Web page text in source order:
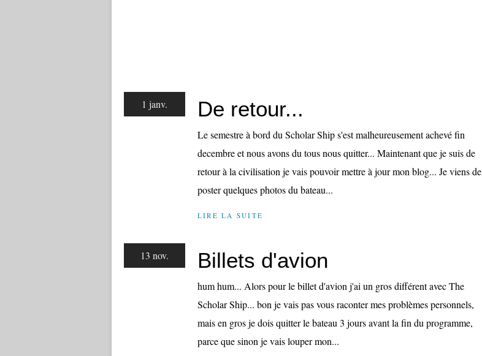
1 janv. De retour...
Le semestre à bord du Scholar Ship s'est malheureusement achevé fin
decembre et nous avons du tous nous quitter... Maintenant que je suis de
retour à la civilisation je vais pouvoir mettre à jour mon blog... Je viens de
poster quelques photos du bateau...
LIRE LA SUITE
13 nov. Billets d'avion
hum hum... Alors pour le billet d'avion j'ai un gros différent avec The
Scholar Ship... bon je vais pas vous raconter mes problèmes personnels,
mais en gros je dois quitter le bateau 3 jours avant la fin du programme,
parce que sinon je vais louper mon...